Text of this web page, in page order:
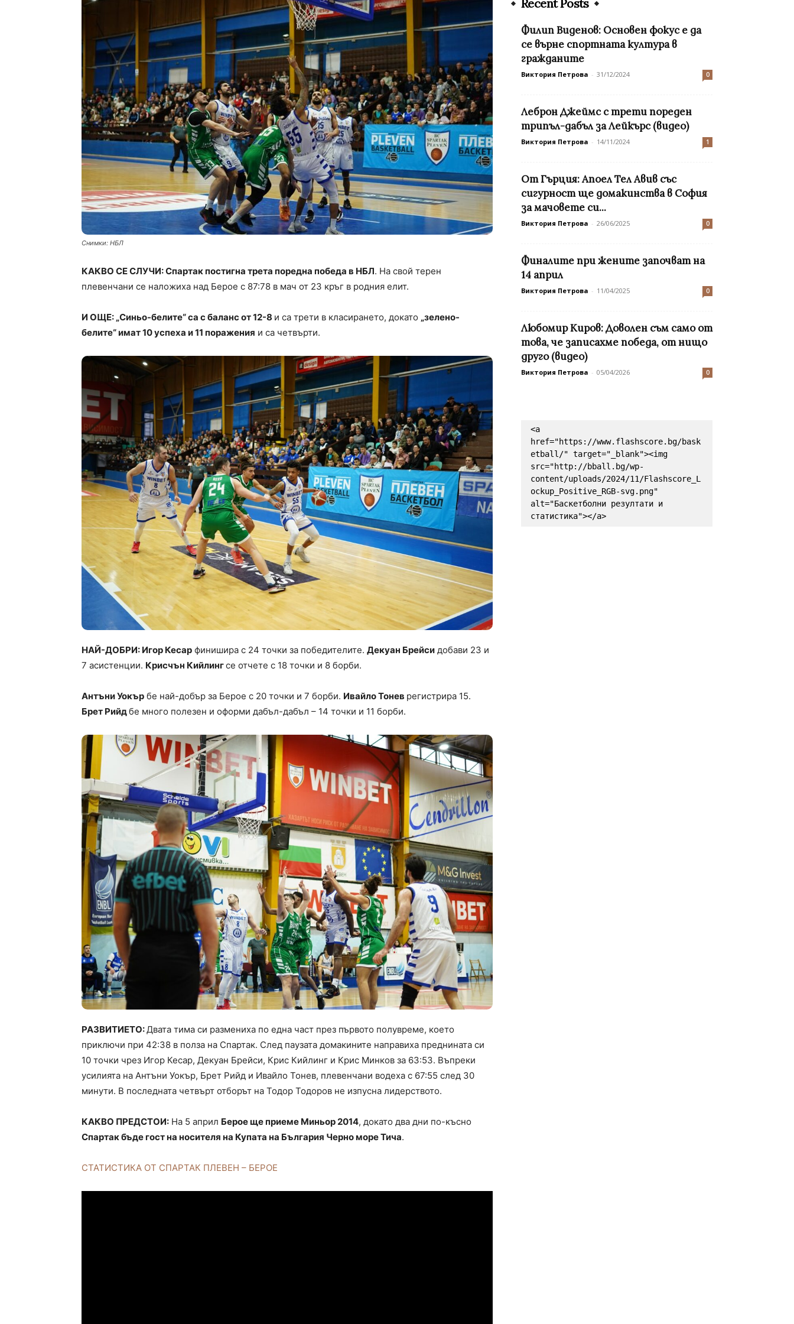
Снимки: НБЛ
КАКВО СЕ СЛУЧИ: Спартак постигна трета поредна победа в НБЛ. На свой терен
плевенчани се наложиха над Берое с 87:78 в мач от 23 кръг в родния елит.
И ОЩЕ: „Синьо-белите“ са с баланс от 12-8 и са трети в класирането, докато „зелено-
белите“ имат 10 успеха и 11 поражения и са четвърти.
НАЙ-ДОБРИ: Игор Кесар финишира с 24 точки за победителите. Декуан Брейси добави 23 и
7 асистенции. Крисчън Кийлингсе отчете с 18 точки и 8 борби.
Антъни Уокър бе най-добър за Берое с 20 точки и 7 борби. Ивайло Тонев регистрира 15.
Брет Рийдбе много полезен и оформи дабъл-дабъл – 14 точки и 11 борби.
РАЗВИТИЕТО: Двата тима си размениха по една част през първото полувреме, което
приключи при 42:38 в полза на Спартак. След паузата домакините направиха преднината си
10 точки чрез Игор Кесар, Декуан Брейси, Крис Кийлинг и Крис Минков за 63:53. Въпреки
усилията на Антъни Уокър, Брет Рийд и Ивайло Тонев, плевенчани водеха с 67:55 след 30
минути. В последната четвърт отборът на Тодор Тодоров не изпусна лидерството.
КАКВО ПРЕДСТОИ: На 5 април Берое ще приеме Миньор 2014, докато два дни по-късно
Спартак бъде гост на носителя на Купата на България Черно море Тича.
СТАТИСТИКА ОТ СПАРТАК ПЛЕВЕН – БЕРОЕ
Recent Posts
Филип Виденов: Основен фокус е да
се върне спортната култура в
гражданите
Виктория Петрова - 31/12/2024 0
Леброн Джеймс с трети пореден
трипъл-дабъл за Лейкърс (видео)
Виктория Петрова - 14/11/2024 1
От Гърция: Апоел Тел Авив със
сигурност ще домакинства в София
за мачовете си...
Виктория Петрова - 26/06/2025 0
Финалите при жените започват на
14 април
Виктория Петрова - 11/04/2025 0
Любомир Киров: Доволен съм само от
това, че записахме победа, от нищо
друго (видео)
Виктория Петрова - 05/04/2026 0
<a
href="https://www.flashscore.bg/bask
etball/" target="_blank"><img
src="http://bball.bg/wp-
content/uploads/2024/11/Flashscore_L
ockup_Positive_RGB-svg.png"
alt="Баскетболни резултати и
статистика"></a>